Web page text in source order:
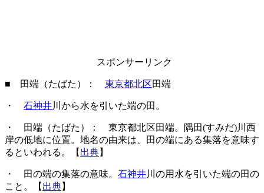
スポンサーリンク
■ 田端（たばた）： 東京都北区田端
・ 石神井川から水を引いた端の田。
・ 田端（たばた）： 東京都北区田端。隅田(すみだ)川西
岸の低地に位置。地名の由来は、田の端にある集落を意味す
るといわれる。【 出典】
・ 田の端の集落の意味。 石神井川の用水を引いた端の田の
こと。【 出典】